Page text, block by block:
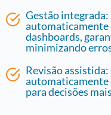
Gestão
automaticamente
dashboards,
minimizando
Revisão
automaticamente
para decisões